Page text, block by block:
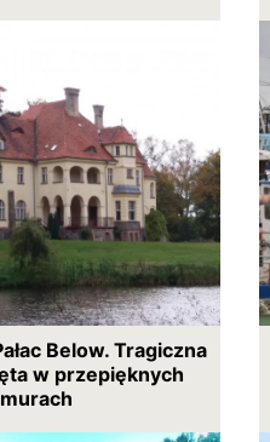
Below. Tragiczna
w przepięknych
murach